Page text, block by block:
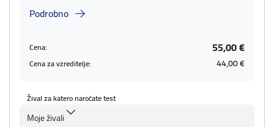
Podrobno
Cena: 55,00 €
Cena za vzreditelje: 44,00 €
Žival za katero naročate test
Moje živali